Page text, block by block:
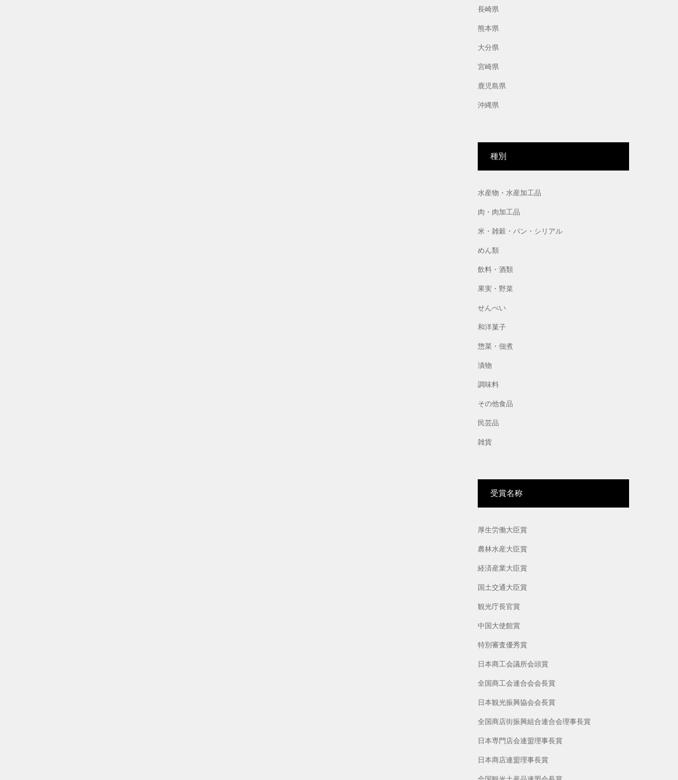
長崎県
熊本県
大分県
宮崎県
鹿児島県
沖縄県
種別
水産物・水産加工品
肉・肉加工品
米・雑穀・パン・シリアル
めん類
飲料・酒類
果実・野菜
せんべい
和洋菓子
惣菜・佃煮
漬物
調味料
その他食品
民芸品
雑貨
受賞名称
厚生労働大臣賞
農林水産大臣賞
経済産業大臣賞
国土交通大臣賞
観光庁長官賞
中国大使館賞
特別審査優秀賞
日本商工会議所会頭賞
全国商工会連合会会長賞
日本観光振興協会会長賞
全国商店街振興組合連合会理事長賞
日本専門店会連盟理事長賞
日本商店連盟理事長賞